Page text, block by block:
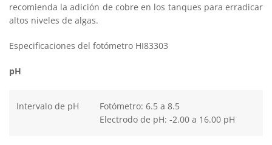
recomienda la adición de cobre en los tanques para erradicar
altos niveles de algas.
Especificaciones del fotómetro HI83303
pH
Intervalo de pH
Fotómetro: 6.5 a 8.5
Electrodo de pH: -2.00 a 16.00 pH